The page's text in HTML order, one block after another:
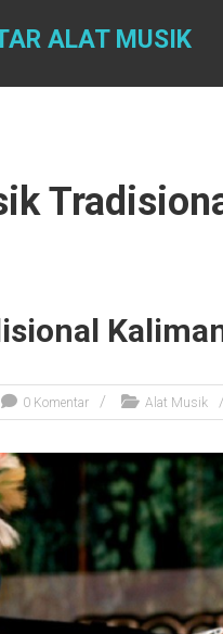
ALAT MUSIK
0 Komentar Alat Musik